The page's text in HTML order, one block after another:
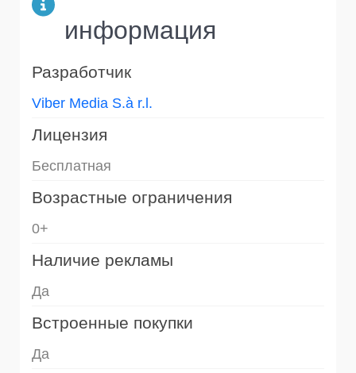
информация
Разработчик
Viber Media S.à r.l.
Лицензия
Бесплатная
Возрастные ограничения
0+
Наличие рекламы
Да
Встроенные покупки
Да